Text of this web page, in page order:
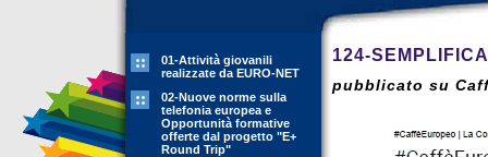
01-Attività giovanili
realizzate da EURO-NET
02-Nuove norme sulla
telefonia europea e
Opportunità formative
offerte dal progetto "E+
Round Trip"
124-
pubblicato su